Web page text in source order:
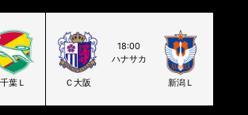
千葉Ｌ
18:00
ハナサカ
Ｃ大阪 新潟Ｌ